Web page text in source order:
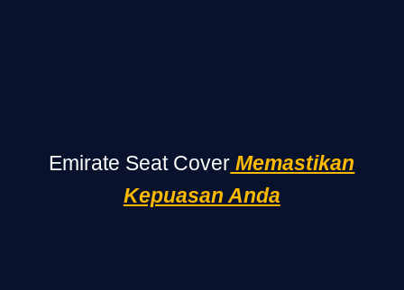
Emirate Seat Cover Memastikan
Kepuasan Anda